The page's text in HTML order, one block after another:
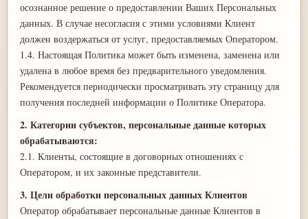
осознанное решение о предоставлении Ваших Персональных
данных. В случае несогласия с этими условиями Клиент
должен воздержаться от услуг, предоставляемых Оператором.
1.4. Настоящая Политика может быть изменена, заменена или
удалена в любое время без предварительного уведомления.
Рекомендуется периодически просматривать эту страницу для
получения последней информации о Политике Оператора.
2. Категории субъектов, персональные данные которых
обрабатываются:
2.1. Клиенты, состоящие в договорных отношениях с
Оператором, и их законные представители.
3. Цели обработки персональных данных Клиентов
Оператор обрабатывает персональные данные Клиентов в